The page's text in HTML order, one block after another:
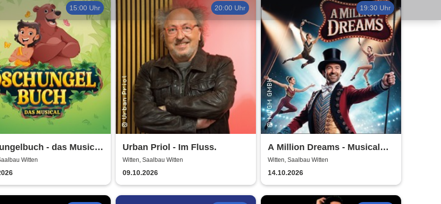
15:00 Uhr
- das Musical
Liberi
Witten
20:00 Uhr
Urban Priol - Im Fluss.
Witten, Saalbau Witten
09.10.2026
19:30 Uhr
A Million Dreams - Musical
Circus Show
Witten, Saalbau Witten
14.10.2026